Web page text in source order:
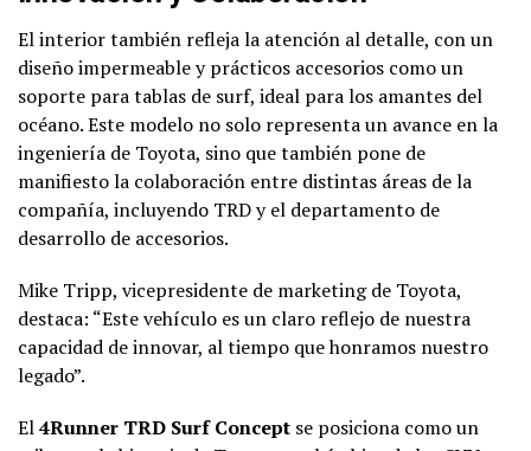
El interior también refleja la atención al detalle, con un
diseño impermeable y prácticos accesorios como un
soporte para tablas de surf, ideal para los amantes del
océano. Este modelo no solo representa un avance en la
ingeniería de Toyota, sino que también pone de
manifiesto la colaboración entre distintas áreas de la
compañía, incluyendo TRD y el departamento de
desarrollo de accesorios.
Mike Tripp, vicepresidente de marketing de Toyota,
destaca: “Este vehículo es un claro reflejo de nuestra
capacidad de innovar, al tiempo que honramos nuestro
legado”.
El4Runner TRD Surf Concept se posiciona como un